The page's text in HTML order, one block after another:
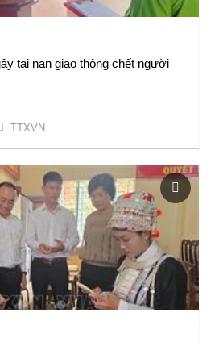
tai nạn giao thông chết người
TTXVN